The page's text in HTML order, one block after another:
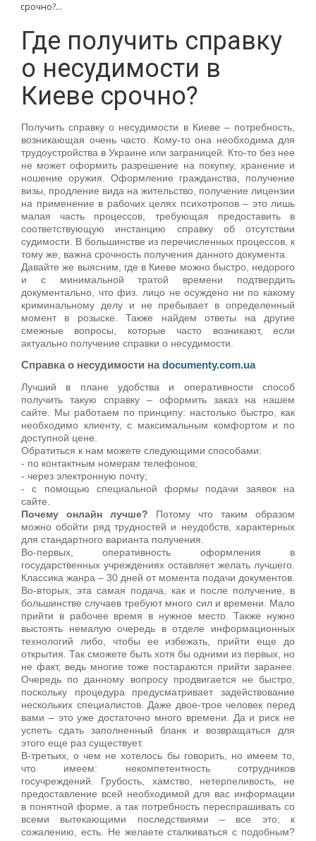
срочно?...
Где получить справку
о несудимости в
Киеве срочно?
Получить справку о несудимости в Киеве – потребность,
возникающая очень часто. Кому-то она необходима для
трудоустройства в Украине или заграницей. Кто-то без нее
не может оформить разрешение на покупку, хранение и
ношение оружия. Оформление гражданства, получение
визы, продление вида на жительство, получение лицензии
на применение в рабочих целях психотропов – это лишь
малая часть процессов, требующая предоставить в
соответствующую инстанцию справку об отсутствии
судимости. В большинстве из перечисленных процессов, к
тому же, важна срочность получения данного документа.
Давайте же выясним, где в Киеве можно быстро, недорого
и с минимальной тратой времени подтвердить
документально, что физ. лицо не осуждено ни по какому
криминальному делу и не пребывает в определенный
момент в розыске. Также найдем ответы на другие
смежные вопросы, которые часто возникают, если
актуально получение справки о несудимости.
Справка о несудимости на documenty.com.ua
Лучший в плане удобства и оперативности способ
получить такую справку – оформить заказ на нашем
сайте. Мы работаем по принципу: настолько быстро, как
необходимо клиенту, с максимальным комфортом и по
доступной цене.
Обратиться к нам можете следующими способами:
- по контактным номерам телефонов;
- через электронную почту;
- с помощью специальной формы подачи заявок на
сайте.
Почему онлайн лучше? Потому что таким образом
можно обойти ряд трудностей и неудобств, характерных
для стандартного варианта получения.
Во-первых, оперативность оформления в
государственных учреждениях оставляет желать лучшего.
Классика жанра – 30 дней от момента подачи документов.
Во-вторых, эта самая подача, как и после получение, в
большинстве случаев требуют много сил и времени. Мало
прийти в рабочее время в нужное место. Также нужно
выстоять немалую очередь в отделе информационных
технологий либо, чтобы ее избежать, прийти еще до
открытия. Так сможете быть хотя бы одними из первых, но
не факт, ведь многие тоже постараются прийти заранее.
Очередь по данному вопросу продвигается не быстро,
поскольку процедура предусматривает задействование
нескольких специалистов. Даже двое-трое человек перед
вами – это уже достаточно много времени. Да и риск не
успеть сдать заполненный бланк и возвращаться для
этого еще раз существует.
В-третьих, о чем не хотелось бы говорить, но имеем то,
что имеем: некомпетентность сотрудников
госучреждений. Грубость, хамство, нетерпеливость, не
предоставление всей необходимой для вас информации
в понятной форме, а так потребность переспрашивать со
всеми вытекающими последствиями – все это, к
сожалению, есть. Не желаете сталкиваться с подобным?